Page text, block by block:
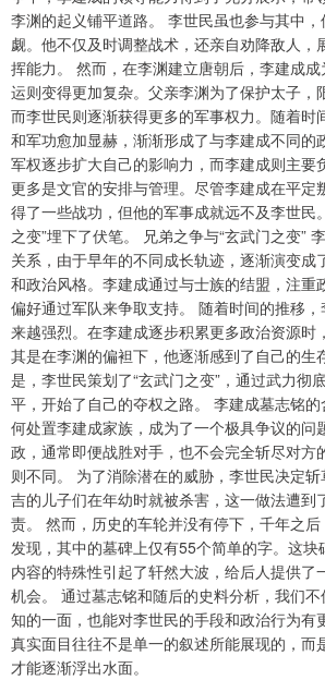
李渊的起义铺平道路。 李世民虽也参与其中
觑。他不仅及时调整战术，还亲自劝降敌人，
挥能力。 然而，在李渊建立唐朝后，李建成
运则变得更加复杂。父亲李渊为了保护太子，
而李世民则逐渐获得更多的军事权力。随着时
和军功愈加显赫，渐渐形成了与李建成不同的
军权逐步扩大自己的影响力，而李建成则主要
更多是文官的安排与管理。尽管李建成在平定
得了一些战功，但他的军事成就远不及李世民
之变”埋下了伏笔。 兄弟之争与“玄武门之变”
关系，由于早年的不同成长轨迹，逐渐演变成
和政治风格。李建成通过与士族的结盟，注重
偏好通过军队来争取支持。 随着时间的推移
来越强烈。在李建成逐步积累更多政治资源时
其是在李渊的偏袒下，他逐渐感到了自己的生
是，李世民策划了“玄武门之变”，通过武力彻
平，开始了自己的夺权之路。 李建成墓志铭
何处置李建成家族，成为了一个极具争议的问
政，通常即便战胜对手，也不会完全斩尽对方
则不同。 为了消除潜在的威胁，李世民决定
吉的儿子们在年幼时就被杀害，这一做法遭到
责。 然而，历史的车轮并没有停下，千年之
发现，其中的墓碑上仅有55个简单的字。这
内容的特殊性引起了轩然大波，给后人提供了
机会。 通过墓志铭和随后的史料分析，我们
知的一面，也能对李世民的手段和政治行为有
真实面目往往不是单一的叙述所能展现的，而
才能逐渐浮出水面。